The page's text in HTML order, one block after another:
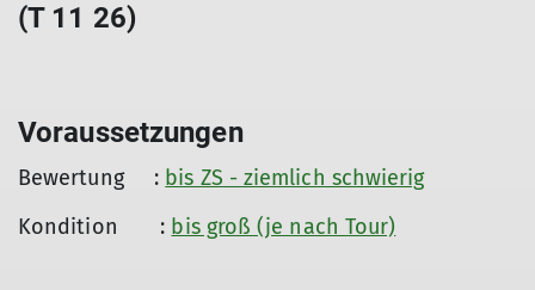
(T 11 26)
Voraussetzungen
Bewertung : bis ZS - ziemlich schwierig
Kondition : bis groß (je nach Tour)